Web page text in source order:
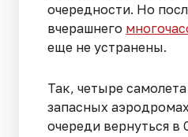
очередности. Но
вчерашнего
еще не устранены.
Так, четыре
запасных
очереди вернуться в